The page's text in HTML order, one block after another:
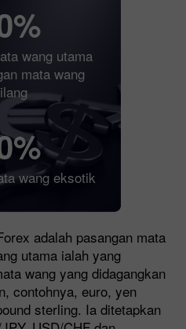
wang utama
mata wang
wang eksotik
adalah pasangan mata
utama ialah yang
wang yang didagangkan
contohnya, euro, yen
sterling. Ia ditetapkan